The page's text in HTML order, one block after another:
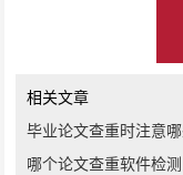
相关文章
毕业论文查重时注意哪
哪个论文查重软件检测